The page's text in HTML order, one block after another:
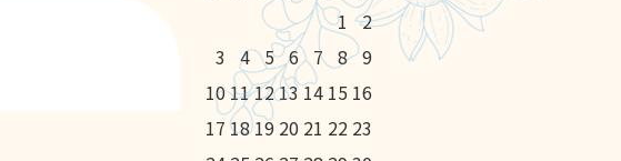
1
2
3 4 5 6 7 8 9
1011121314 15 16
17 18 19 20 21 22 23